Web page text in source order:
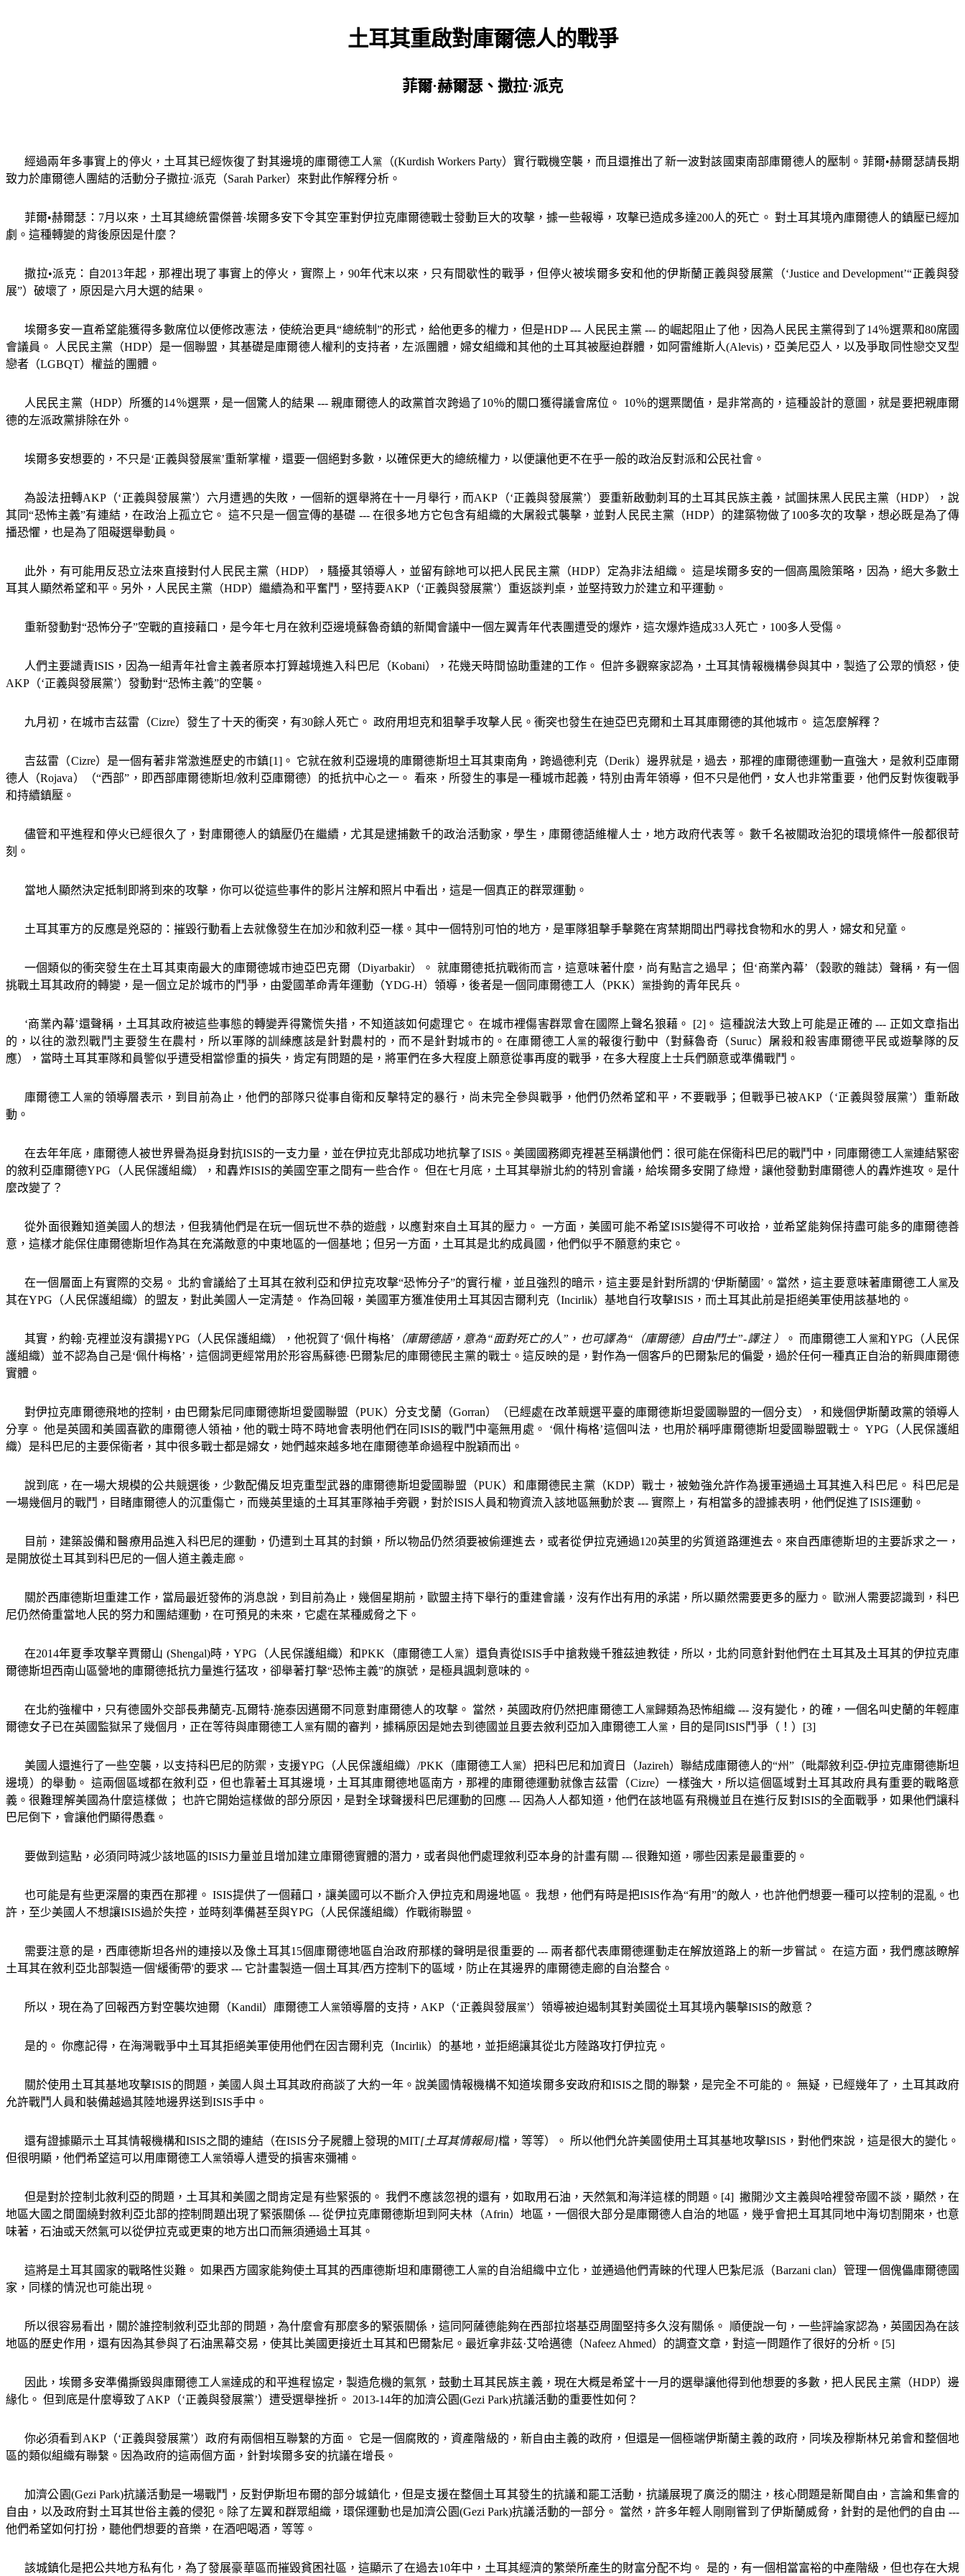
土耳其重啟對庫爾德人的戰爭
菲爾·赫爾瑟、撒拉·派克
經過兩年多事實上的停火，土耳其已經恢復了對其邊境的庫爾德工人黨 （(Kurdish Workers Party）實行戰機空襲，而且還推出了新一波對該國東南部庫爾德人的壓制。菲爾•赫爾瑟請長期
致力於庫爾德人團結的活動分子撒拉·派克（Sarah Parker）來對此作解釋分析。
菲爾•赫爾瑟： 7月以來，土耳其總統雷傑普·埃爾多安下令其空軍對伊拉克庫爾德戰士發動巨大的攻擊，據一些報導，攻擊已造成多達200人的死亡。 對土耳其境內庫爾德人的鎮壓已經加
劇。這種轉變的背後原因是什麼？
撒拉•派克：自2013年起，那裡出現了事實上的停火，實際上， 90年代末以來，只有間歇性的戰爭，但停火被埃爾多安和他的伊斯蘭正義與發展黨（‘Justice and Development’“正義與發
展”） 破壞了，原因是六月大選的結果。
埃爾多安一直希望能獲得多數席位以便修改憲法，使統治更具“總統制 ”的形式，給他更多的權力，但是HDP --- 人民民主黨 --- 的崛起阻止了他，因為人民民主黨得到了14％選票和80席國
會議員。 人民民主黨（HDP）是一個聯盟，其基礎是庫爾德人權利的支持者，左派團體，婦女組織和其他的土耳其被壓迫群體，如阿雷維斯人(Alevis) ，亞美尼亞人，以及爭取同性戀交叉型
戀者（LGBQT）權益的團體。
人民民主黨（HDP）所獲的14％選票，是一個驚人的結果 ---親庫爾德人的政黨首次跨過了10％的關口獲得議會席位。 10％的選票閾值，是非常高的，這種設計的意圖，就是要把親庫爾
德的左派政黨排除在外。
埃爾多安想要的，不只是‘正義與發展黨’重新掌權，還要一個絕對多數，以確保更大的總統權力，以便讓他更不在乎一般的政治反對派和公民社會。
為設法扭轉AKP （‘正義與發展黨’）六月遭遇的失敗，一個新的選舉將在十一月舉行，而AKP （‘正義與發展黨’）要重新啟動刺耳的土耳其民族主義，試圖抹黑人民民主黨（HDP），說
其同“恐怖主義”有連結，在政治上孤立它。 這不只是一個宣傳的基礎 --- 在很多地方它包含有組織的大屠殺式襲擊，並對人民民主黨（HDP）的建築物做了100多次的攻擊，想必既是為了傳
播恐懼，也是為了阻礙選舉動員。
此外，有可能用反恐立法來直接對付人民民主黨（HDP），騷擾其領導人，並留有餘地可以把人民民主黨（HDP）定為非法組織。 這是埃爾多安的一個高風險策略，因為，絕大多數土
耳其人顯然希望和平。另外，人民民主黨（HDP）繼續為和平奮鬥，堅持要AKP （‘正義與發展黨’）重返談判桌，並堅持致力於建立和平運動。
重新發動對“恐怖分子”空戰的直接藉口，是今年七月在敘利亞邊境蘇魯奇鎮的新聞會議中一個左翼青年代表團遭受的爆炸，這次爆炸造成33人死亡， 100多人受傷。
人們主要譴責ISIS ，因為一組青年社會主義者原本打算越境進入科巴尼（Kobani），花幾天時間協助重建的工作。 但許多觀察家認為，土耳其情報機構參與其中，製造了公眾的憤怒，使
AKP （‘正義與發展黨’）發動對“恐怖主義”的空襲。
九月初，在城市吉茲雷（Cizre）發生了十天的衝突，有30餘人死亡。 政府用坦克和狙擊手攻擊人民。衝突也發生在迪亞巴克爾和土耳其庫爾德的其他城市。 這怎麼解釋？
吉茲雷（Cizre）是一個有著非常激進歷史的市鎮[1]。 它就在敘利亞邊境的庫爾德斯坦土耳其東南角，跨過德利克（Derik）邊界就是，過去，那裡的庫爾德運動一直強大，是敘利亞庫爾
德人（Rojava） （“西部” ，即西部庫爾德斯坦/敘利亞庫爾德）的抵抗中心之一。 看來，所發生的事是一種城市起義，特別由青年領導，但不只是他們，女人也非常重要，他們反對恢復戰爭
和持續鎮壓。
儘管和平進程和停火已經很久了，對庫爾德人的鎮壓仍在繼續，尤其是逮捕數千的政治活動家，學生，庫爾德語維權人士，地方政府代表等。 數千名被關政治犯的環境條件一般都很苛
刻。
當地人顯然決定抵制即將到來的攻擊，你可以從這些事件的影片注解和照片中看出，這是一個真正的群眾運動。
土耳其軍方的反應是兇惡的：摧毀行動看上去就像發生在加沙和敘利亞一樣。其中一個特別可怕的地方，是軍隊狙擊手擊斃在宵禁期間出門尋找食物和水的男人，婦女和兒童。
一個類似的衝突發生在土耳其東南最大的庫爾德城市迪亞巴克爾（Diyarbakir）。 就庫爾德抵抗戰術而言，這意味著什麼，尚有點言之過早； 但‘商業內幕’（穀歌的雜誌）聲稱，有一個
挑戰土耳其政府的轉變，是一個立足於城市的鬥爭，由愛國革命青年運動（YDG-H）領導，後者是一個同庫爾德工人（PKK） 黨掛鉤的青年民兵。
‘商業內幕’還聲稱，土耳其政府被這些事態的轉變弄得驚慌失措，不知道該如何處理它。 在城市裡傷害群眾會在國際上聲名狼藉。 [2]。 這種說法大致上可能是正確的 --- 正如文章指出
的，以往的激烈戰鬥主要發生在農村，所以軍隊的訓練應該是針對農村的，而不是針對城市的。在庫爾德工人黨的報復行動中（對蘇魯奇（Suruc）屠殺和殺害庫爾德平民或遊擊隊的反
應），當時土耳其軍隊和員警似乎遭受相當慘重的損失，肯定有問題的是，將軍們在多大程度上願意從事再度的戰爭，在多大程度上士兵們願意或準備戰鬥。
庫爾德工人黨的領導層表示，到目前為止，他們的部隊只從事自衛和反擊特定的暴行，尚未完全參與戰爭，他們仍然希望和平，不要戰爭；但戰爭已被AKP （‘正義與發展黨’）重新啟
動。
在去年年底，庫爾德人被世界譽為挺身對抗ISIS的一支力量，並在伊拉克北部成功地抗擊了ISIS 。美國國務卿克裡甚至稱讚他們：很可能在保衛科巴尼的戰鬥中，同庫爾德工人黨連結緊密
的敘利亞庫爾德YPG （人民保護組織），和轟炸ISIS的美國空軍之間有一些合作。 但在七月底，土耳其舉辦北約的特別會議，給埃爾多安開了綠燈，讓他發動對庫爾德人的轟炸進攻。是什
麼改變了？
從外面很難知道美國人的想法，但我猜他們是在玩一個玩世不恭的遊戲，以應對來自土耳其的壓力。 一方面，美國可能不希望ISIS變得不可收拾，並希望能夠保持盡可能多的庫爾德善
意，這樣才能保住庫爾德斯坦作為其在充滿敵意的中東地區的一個基地；但另一方面，土耳其是北約成員國，他們似乎不願意約束它。
在一個層面上有實際的交易。 北約會議給了土耳其在敘利亞和伊拉克攻擊“恐怖分子”的實行權，並且強烈的暗示，這主要是針對所謂的‘伊斯蘭國’。當然，這主要意味著庫爾德工人黨及
其在YPG （人民保護組織）的盟友，對此美國人一定清楚。 作為回報，美國軍方獲准使用土耳其因吉爾利克（Incirlik）基地自行攻擊ISIS ，而土耳其此前是拒絕美軍使用該基地的。
其實，約翰·克裡並沒有讚揚YPG （人民保護組織），他祝賀了‘佩什梅格’ （庫爾德語，意為“面對死亡的人” ， 也可譯為“（庫爾德）自由鬥士”-譯注 ） 。 而庫爾德工人 黨和YPG （人民保
護組織）並不認為自己是‘佩什梅格’，這個詞更經常用於形容馬蘇德·巴爾紮尼的庫爾德民主黨的戰士。這反映的是，對作為一個客戶的巴爾紮尼的偏愛，過於任何一種真正自治的新興庫爾德
實體。
對伊拉克庫爾德飛地的控制，由巴爾紮尼同庫爾德斯坦愛國聯盟（PUK）分支戈蘭（Gorran）（已經處在改革競選平臺的庫爾德斯坦愛國聯盟的一個分支），和幾個伊斯蘭政黨的領導人
分享。 他是英國和美國喜歡的庫爾德人領袖，他的戰士時不時地會表明他們在同 ISIS的戰鬥中毫無用處。 ‘佩什梅格’這個叫法，也用於稱呼庫爾德斯坦愛國聯盟戰士。 YPG （人民保護組
織）是科巴尼的主要保衛者，其中很多戰士都是婦女，她們越來越多地在庫爾德革命過程中脫穎而出。
說到底，在一場大規模的公共競選後，少數配備反坦克重型武器的庫爾德斯坦愛國聯盟（PUK）和庫爾德民主黨（KDP）戰士，被勉強允許作為援軍通過土耳其進入科巴尼。 科巴尼是
一場幾個月的戰鬥，目睹庫爾德人的沉重傷亡，而幾英里遠的土耳其軍隊袖手旁觀，對於ISIS人員和物資流入該地區無動於衷 --- 實際上，有相當多的證據表明，他們促進了ISIS運動。
目前，建築設備和醫療用品進入科巴尼的運動，仍遭到土耳其的封鎖，所以物品仍然須要被偷運進去，或者從伊拉克通過120英里的劣質道路運進去。來自西庫德斯坦的主要訴求之一，
是開放從土耳其到科巴尼的一個人道主義走廊。
關於西庫德斯坦重建工作，當局最近發佈的消息說，到目前為止，幾個星期前，歐盟主持下舉行的重建會議，沒有作出有用的承諾，所以顯然需要更多的壓力。 歐洲人需要認識到，科巴
尼仍然倚重當地人民的努力和團結運動，在可預見的未來，它處在某種威脅之下。
在2014年夏季攻擊辛賈爾山 (Shengal)時，YPG （人民保護組織）和PKK （庫爾德工人黨）還負責從ISIS手中搶救幾千雅茲迪教徒，所以，北約同意針對他們在土耳其及土耳其的伊拉克庫
爾德斯坦西南山區營地的庫爾德抵抗力量進行猛攻，卻舉著打擊“恐怖主義”的旗號，是極具諷刺意味的。
在北約強權中，只有德國外交部長弗蘭克-瓦爾特·施泰因邁爾不同意對庫爾德人的攻擊。 當然，英國政府仍然把庫爾德工人黨歸類為恐怖組織 ---沒有變化，的確，一個名叫史蘭的年輕庫
爾德女子已在英國監獄呆了幾個月，正在等待與庫爾德工人黨有關的審判，據稱原因是她去到德國並且要去敘利亞加入庫爾德工人黨 ，目的是同ISIS 鬥爭（！） [3]
美國人還進行了一些空襲，以支持科巴尼的防禦，支援YPG （人民保護組織） /PKK （庫爾德工人黨）把科巴尼和加資日（Jazireh）聯結成庫爾德人的“州”（毗鄰敘利亞-伊拉克庫爾德斯坦
邊境）的舉動。 這兩個區域都在敘利亞，但也靠著土耳其邊境，土耳其庫爾德地區南方，那裡的庫爾德運動就像吉茲雷（Cizre）一樣強大，所以這個區域對土耳其政府具有重要的戰略意
義。很難理解美國為什麼這樣做； 也許它開始這樣做的部分原因，是對全球聲援科巴尼運動的回應--- 因為人人都知道，他們在該地區有飛機並且在進行反對ISIS的全面戰爭，如果他們讓科
巴尼倒下，會讓他們顯得愚蠢。
要做到這點，必須同時減少該地區的ISIS力量並且增加建立庫爾德實體的潛力，或者與他們處理敘利亞本身的計畫有關 ---很難知道，哪些因素是最重要的。
也可能是有些更深層的東西在那裡。 ISIS提供了一個藉口，讓美國可以不斷介入伊拉克和周邊地區。 我想，他們有時是把ISIS作為“有用”的敵人，也許他們想要一種可以控制的混亂。也
許，至少美國人不想讓ISIS過於失控，並時刻準備甚至與YPG （人民保護組織）作戰術聯盟。
需要注意的是，西庫德斯坦各州的連接以及像土耳其15個庫爾德地區自治政府那樣的聲明是很重要的 --- 兩者都代表庫爾德運動走在解放道路上的新一步嘗試。 在這方面，我們應該瞭解
土耳其在敘利亞北部製造一個'緩衝帶'的要求 --- 它計畫製造一個土耳其/西方控制下的區域，防止在其邊界的庫爾德走廊的自治整合。
所以，現在為了回報西方對空襲坎迪爾（Kandil）庫爾德工人黨領導層的支持， AKP （‘正義與發展黨’）領導被迫遏制其對美國從土耳其境內襲擊ISIS的敵意？
是的。 你應記得，在海灣戰爭中土耳其拒絕美軍使用他們在因吉爾利克（Incirlik）的基地，並拒絕讓其從北方陸路攻打伊拉克。
關於使用土耳其基地攻擊ISIS的問題，美國人與土耳其政府商談了大約一年。說美國情報機構不知道埃爾多安政府和ISIS之間的聯繫，是完全不可能的。 無疑，已經幾年了，土耳其政府
允許戰鬥人員和裝備越過其陸地邊界送到 ISIS手中。
還有證據顯示土耳其情報機構和ISIS之間的連結（在ISIS分子屍體上發現的MIT[土耳其情報局]檔，等等）。 所以他們允許美國使用土耳其基地攻擊ISIS ，對他們來說，這是很大的變化。
但很明顯，他們希望這可以用庫爾德工人黨領導人遭受的損害來彌補。
但是對於控制北敘利亞的問題，土耳其和美國之間肯定是有些緊張的。 我們不應該忽視的還有，如取用石油，天然氣和海洋這樣的問題。 [4] 撇開沙文主義與哈裡發帝國不談，顯然，在
地區大國之間圍繞對敘利亞北部的控制問題出現了緊張關係 ---從伊拉克庫爾德斯坦到阿夫林（Afrin）地區，一個很大部分是庫爾德人自治的地區，幾乎會把土耳其同地中海切割開來，也意
味著，石油或天然氣可以從伊拉克或更東的地方出口而無須通過土耳其。
這將是土耳其國家的戰略性災難。 如果西方國家能夠使土耳其的西庫德斯坦和庫爾德工人黨的自治組織中立化，並通過他們青睞的代理人巴紮尼派（Barzani clan）管理一個傀儡庫爾德國
家，同樣的情況也可能出現。
所以很容易看出，關於誰控制敘利亞北部的問題，為什麼會有那麼多的緊張關係，這同阿薩德能夠在西部拉塔基亞周圍堅持多久沒有關係。 順便說一句，一些評論家認為，英國因為在該
地區的歷史作用，還有因為其參與了石油黑幕交易，使其比美國更接近土耳其和巴爾紮尼。最近拿非茲·艾哈邁德（Nafeez Ahmed）的調查文章，對這一問題作了很好的分析。 [5]
因此，埃爾多安準備撕毀與庫爾德工人黨達成的和平進程協定，製造危機的氣氛，鼓動土耳其民族主義，現在大概是希望十一月的選舉讓他得到他想要的多數，把人民民主黨（HDP）邊
緣化。 但到底是什麼導致了AKP （‘正義與發展黨’）遭受選舉挫折。 2013-14年的加濟公園(Gezi Park)抗議活動的重要性如何？
你必須看到 AKP（‘正義與發展黨’）政府有兩個相互聯繫的方面。 它是一個腐敗的，資產階級的，新自由主義的政府，但還是一個極端伊斯蘭主義的政府，同埃及穆斯林兄弟會和整個地
區的類似組織有聯繫。因為政府的這兩個方面，針對埃爾多安的抗議在增長。
加濟公園(Gezi Park)抗議活動是一場戰鬥，反對伊斯坦布爾的部分城鎮化，但是支援在整個土耳其發生的抗議和罷工活動，抗議展現了廣泛的關注，核心問題是新聞自由，言論和集會的
自由，以及政府對土耳其世俗主義的侵犯。除了左翼和群眾組織，環保運動也是加濟公園(Gezi Park)抗議活動的一部分。 當然，許多年輕人剛剛嘗到了伊斯蘭威脅，針對的是他們的自由 ---
他們希望如何打扮，聽他們想要的音樂，在酒吧喝酒，等等。
該城鎮化是把公共地方私有化，為了發展豪華區而摧毀貧困社區，這顯示了在過去10年中，土耳其經濟的繁榮所產生的財富分配不均。 是的，有一個相當富裕的中產階級，但也存在大規